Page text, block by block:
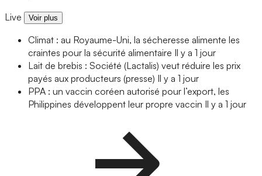
Live Voir plus
Climat : au Royaume-Uni, la sécheresse alimente les
craintes pour la sécurité alimentaire Il y a 1 jour
Lait de brebis : Société (Lactalis) veut réduire les prix
payés aux producteurs (presse) Il y a 1 jour
PPA : un vaccin coréen autorisé pour l’export, les
Philippines développent leur propre vaccin Il y a 1 jour